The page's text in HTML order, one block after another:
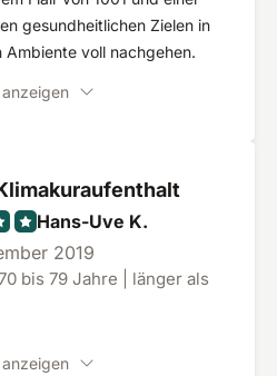
gesundheitlichen Zielen in
Ambiente voll nachgehen.
Hans-Uve K.
2019
bis 79 Jahre | länger als